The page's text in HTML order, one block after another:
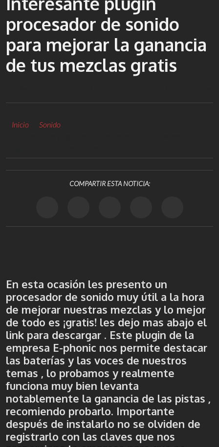
procesador de sonido
para mejorar la ganancia
de tus mezclas gratis
Inicio
Sonido
COMPARTIR ESTA NOTICIA:
En esta ocasión les presento un
procesador de sonido muy útil a la hora
de mejorar nuestras mezclas y lo mejor
de todo es ¡gratis! les dejo mas abajo el
link para descargar . Este plugin de la
empresa E-phonic nos permite destacar
las baterías y las voces de nuestros
temas , lo probamos y realmente
funciona muy bien levanta
notablemente la ganancia de las pistas ,
recomiendo probarlo. Importante
después de instalarlo no se olviden de
registrarlo con las claves que nos